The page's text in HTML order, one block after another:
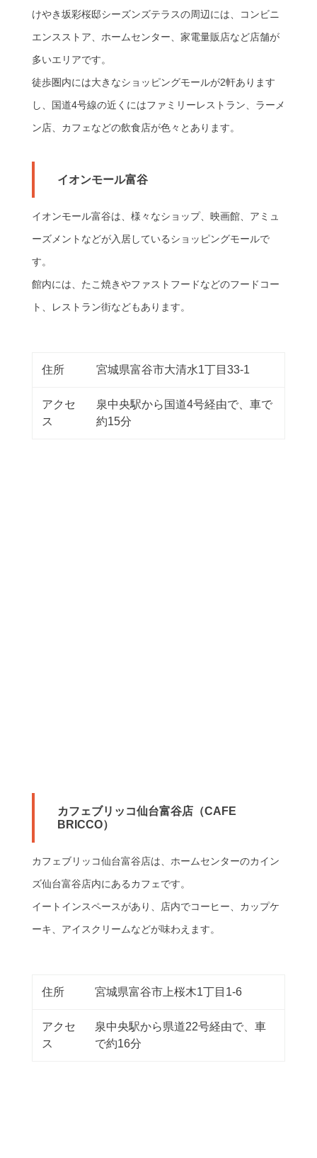
けやき坂彩桜邸シーズンズテラスの周辺には、コンビニ
エンスストア、ホームセンター、家電量販店など店舗が
多いエリアです。
徒歩圏内には大きなショッピングモールが2軒あります
し、国道4号線の近くにはファミリーレストラン、ラーメ
ン店、カフェなどの飲食店が色々とあります。
イオンモール富谷
イオンモール富谷は、様々なショップ、映画館、アミュ
ーズメントなどが入居しているショッピングモールで
す。
館内には、たこ焼きやファストフードなどのフードコー
ト、レストラン街などもあります。
住所 宮城県富谷市大清水1丁目33-1
アクセ
ス
泉中央駅から国道4号経由で、車で
約15分
カフェブリッコ仙台富谷店（CAFE
BRICCO）
カフェブリッコ仙台富谷店は、ホームセンターのカイン
ズ仙台富谷店内にあるカフェです。
イートインスペースがあり、店内でコーヒー、カップケ
ーキ、アイスクリームなどが味わえます。
住所 宮城県富谷市上桜木1丁目1-6
アクセ
ス
泉中央駅から県道22号経由で、車
で約16分